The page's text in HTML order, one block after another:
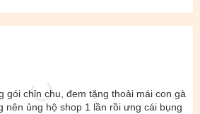
gói chỉn chu, đem tặng thoải mái con gà
nên ủng hộ shop 1 lần rồi ưng cái bụng